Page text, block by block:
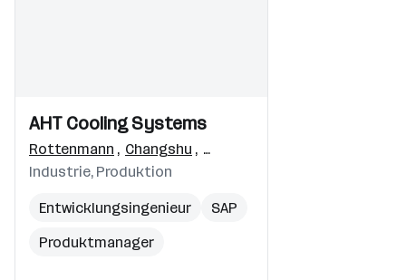
Videos
Einblicke
Einblicke
AHT Cooling Systems
Rottenmann , Changshu , Navegantes - SC Brasil
Industrie, Produktion
Entwicklungsingenieur
SAP
Produktmanager